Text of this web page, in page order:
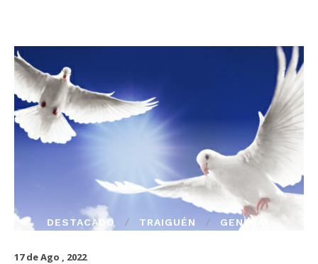
DESTACADO TRAIGUÉN GENERAL
17 de Ago , 2022